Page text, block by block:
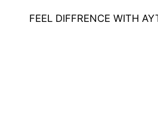
FEEL DIFFRENCE WITH